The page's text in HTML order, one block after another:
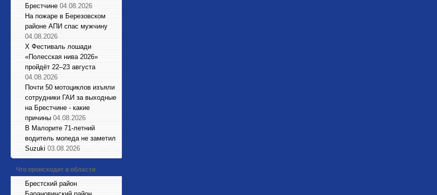
Брестчине 04.08.2026
На пожаре в Березовском
районе АПИ спас мужчину
04.08.2026
X Фестиваль лошади
«Полесская нива 2026»
пройдёт 22–23 августа
04.08.2026
Почти 50 мотоциклов изъяли
сотрудники ГАИ за выходные
на Брестчине - какие
причины 04.08.2026
В Малорите 71-летний
водитель мопеда не заметил
Suzuki 03.08.2026
Что происходит в области
Брестский район